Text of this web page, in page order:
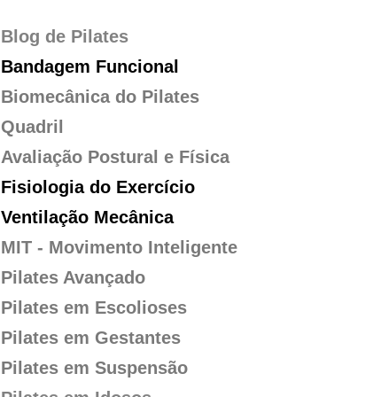
Blog de Pilates
Bandagem Funcional
Biomecânica do Pilates
Quadril
Avaliação Postural e Física
Fisiologia do Exercício
Ventilação Mecânica
MIT - Movimento Inteligente
Pilates Avançado
Pilates em Escolioses
Pilates em Gestantes
Pilates em Suspensão